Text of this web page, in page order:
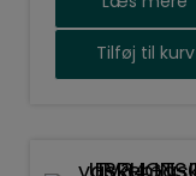
Tilføj til kurv